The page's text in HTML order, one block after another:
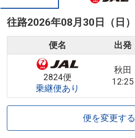
往路2026年08月30日（日）
便名 出発
2824便
乗継便あり
秋田
12:25
便を変更する